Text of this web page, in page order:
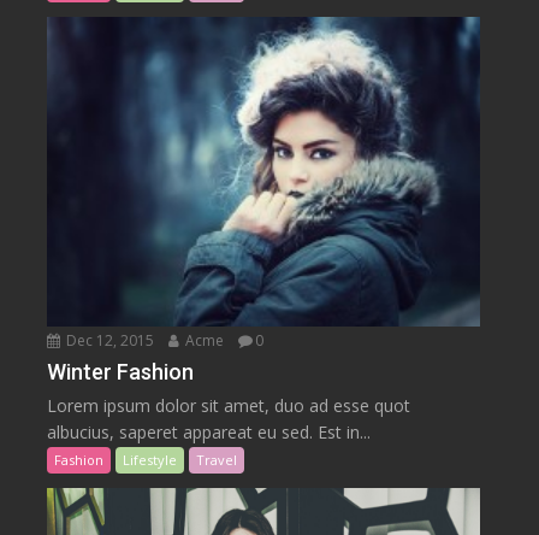
Dec 12, 2015 Acme 0
Winter Fashion
Lorem ipsum dolor sit amet, duo ad esse quot
albucius, saperet appareat eu sed. Est in...
Fashion Lifestyle Travel